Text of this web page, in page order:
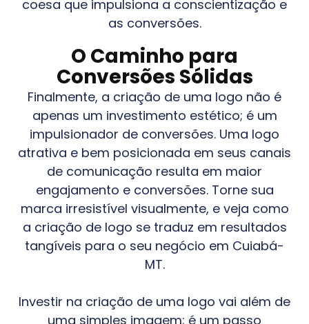
coesa que impulsiona a conscientização e
as conversões.
O Caminho para
Conversões Sólidas
Finalmente, a criação de uma logo não é
apenas um investimento estético; é um
impulsionador de conversões. Uma logo
atrativa e bem posicionada em seus canais
de comunicação resulta em maior
engajamento e conversões. Torne sua
marca irresistível visualmente, e veja como
a criação de logo se traduz em resultados
tangíveis para o seu negócio em Cuiabá-
MT.
Investir na criação de uma logo vai além de
uma simples imagem; é um passo